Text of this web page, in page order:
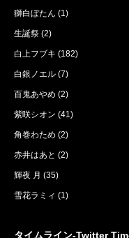
獅白ぼたん (1)
生誕祭 (2)
白上フブキ (182)
白銀ノエル (7)
百鬼あやめ (2)
紫咲シオン (41)
角巻わため (2)
赤井はあと (2)
輝夜 月 (35)
雪花ラミィ (1)
タイムライン-Twitter